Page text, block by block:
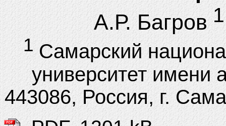
А.Р. Багров1
1 Самарский
университет имени
443086, Россия, г.